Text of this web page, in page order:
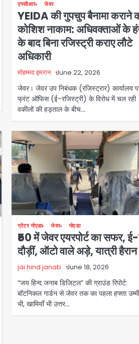
एनसीआर जेवर
YEIDA की गुपचुप बैनामा कराने
कोशिश नाकाम: अधिवक्ताओं के
के बाद बिना रजिस्ट्री कराए लौटे
अधिकारी
मोहम्मद इमरान June 22, 2026
जेवर। जेवर उप निबंधक (रजिस्ट्रार) कार्यालय
फ्रंट ऑफिस (ई-रजिस्ट्री) के विरोध में चल रही
वकीलों की हड़ताल के बीच…
ग्रेटर नोएडा जेवर नोएडा
₹50 में जेवर एयरपोर्ट का सफर,
दौड़ीं, ऑटो वाले अड़े, यात्री हैरान
jai hind janab June 18, 2026
“जय हिन्द जनाब डिजिटल” की ग्राउंड रिपोर्ट:
बॉटनिकल गार्डन से जेवर तक का पहला हफ्ता
भी, खामियाँ भी उत्तर…